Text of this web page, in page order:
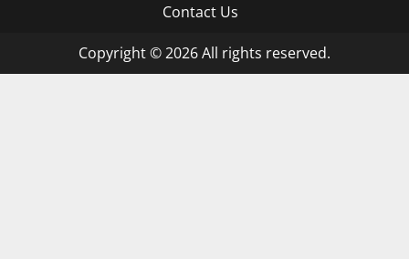
Contact Us
Copyright © 2026 All rights reserved.